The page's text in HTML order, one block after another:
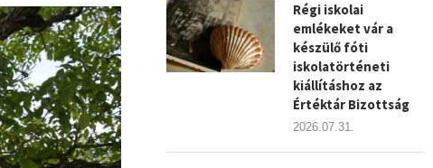
Régi iskolai
emlékeket vár a
készülő fóti
iskolatörténeti
kiállításhoz az
Értéktár Bizottság
2026.07.31.